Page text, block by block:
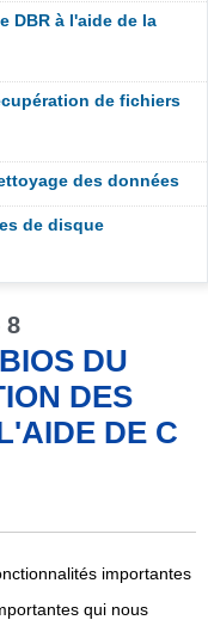
DBR à l'aide de la
de fichiers
des données
de disque
8
DU
DES
DE C
importantes
qui nous